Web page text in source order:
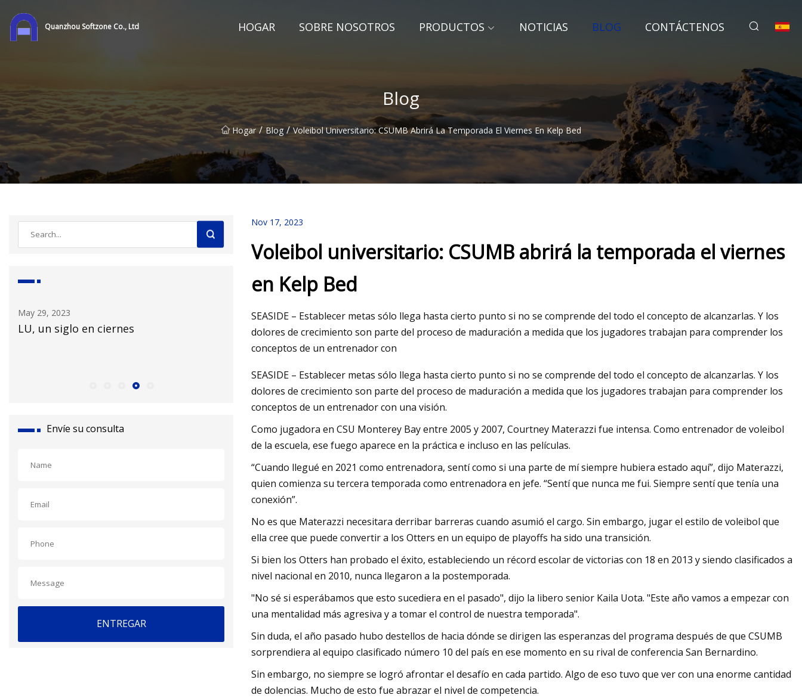
Quanzhou Softzone Co., Ltd HOGAR SOBRE NOSOTROS PRODUCTOS NOTICIAS BLOG CONTÁCTENOS
Blog
Hogar / Blog / Voleibol Universitario: CSUMB Abrirá La Temporada El Viernes En Kelp Bed
May 30, 2023
Los atuendos más elegantes de Hailey
May 26, 2023
El Centro Médico de UCLA recibe a
Taylor Swift
Envíe su consulta
ENTREGAR
Nov 17, 2023
Voleibol universitario: CSUMB abrirá la temporada el viernes
en Kelp Bed
SEASIDE – Establecer metas sólo llega hasta cierto punto si no se comprende del todo el concepto de alcanzarlas. Y los
dolores de crecimiento son parte del proceso de maduración a medida que los jugadores trabajan para comprender los
conceptos de un entrenador con
SEASIDE – Establecer metas sólo llega hasta cierto punto si no se comprende del todo el concepto de alcanzarlas. Y los
dolores de crecimiento son parte del proceso de maduración a medida que los jugadores trabajan para comprender los
conceptos de un entrenador con una visión.
Como jugadora en CSU Monterey Bay entre 2005 y 2007, Courtney Materazzi fue intensa. Como entrenador de voleibol
de la escuela, ese fuego aparece en la práctica e incluso en las películas.
“Cuando llegué en 2021 como entrenadora, sentí como si una parte de mí siempre hubiera estado aquí”, dijo Materazzi,
quien comienza su tercera temporada como entrenadora en jefe. “Sentí que nunca me fui. Siempre sentí que tenía una
conexión”.
No es que Materazzi necesitara derribar barreras cuando asumió el cargo. Sin embargo, jugar el estilo de voleibol que
ella cree que puede convertir a los Otters en un equipo de playoffs ha sido una transición.
Si bien los Otters han probado el éxito, estableciendo un récord escolar de victorias con 18 en 2013 y siendo clasificados a
nivel nacional en 2010, nunca llegaron a la postemporada.
"No sé si esperábamos que esto sucediera en el pasado", dijo la libero senior Kaila Uota. "Este año vamos a empezar con
una mentalidad más agresiva y a tomar el control de nuestra temporada".
Sin duda, el año pasado hubo destellos de hacia dónde se dirigen las esperanzas del programa después de que CSUMB
sorprendiera al equipo clasificado número 10 del país en ese momento en su rival de conferencia San Bernardino.
Sin embargo, no siempre se logró afrontar el desafío en cada partido. Algo de eso tuvo que ver con una enorme cantidad
de dolencias. Mucho de esto fue abrazar el nivel de competencia.